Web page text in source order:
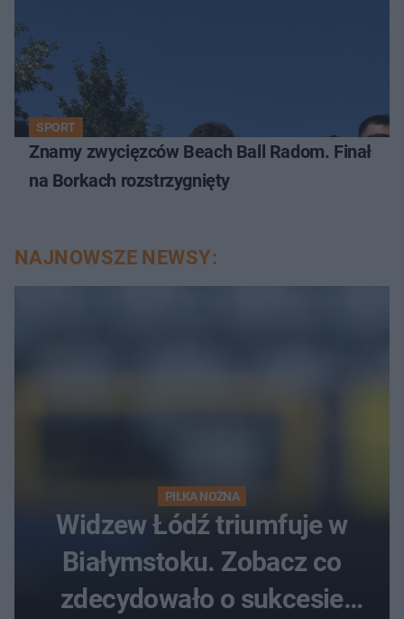
SPORT
Znamy zwycięzców Beach Ball Radom. Finał
na Borkach rozstrzygnięty
NAJNOWSZE NEWSY:
PIŁKA NOŻNA
Widzew Łódź triumfuje w
Białymstoku. Zobacz co
zdecydowało o sukcesie